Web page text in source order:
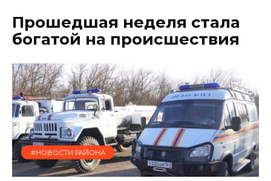
Прошедшая неделя стала
богатой на происшествия
#НОВОСТИ РАЙОНА